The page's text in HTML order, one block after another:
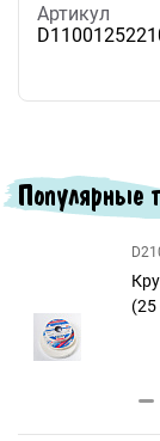
Артикул
Популярные